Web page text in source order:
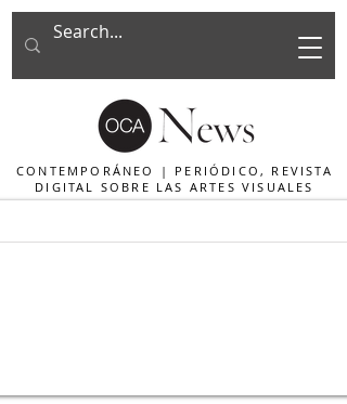
CONTEMPORÁNEO | PERIÓDICO, REVISTA
DIGITAL SOBRE LAS ARTES VISUALES